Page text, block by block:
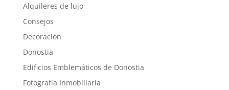
Alquileres de lujo
Consejos
Decoración
Donostia
Edificios Emblemáticos de Donostia
Fotografía Inmobiliaria